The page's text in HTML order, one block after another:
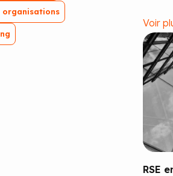
organisations
Voir
RSE